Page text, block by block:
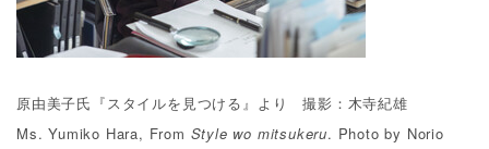
原由美子氏『スタイルを見つける』より 撮影：木寺紀雄
Ms. Yumiko Hara, From Style wo mitsukeru. Photo by Norio